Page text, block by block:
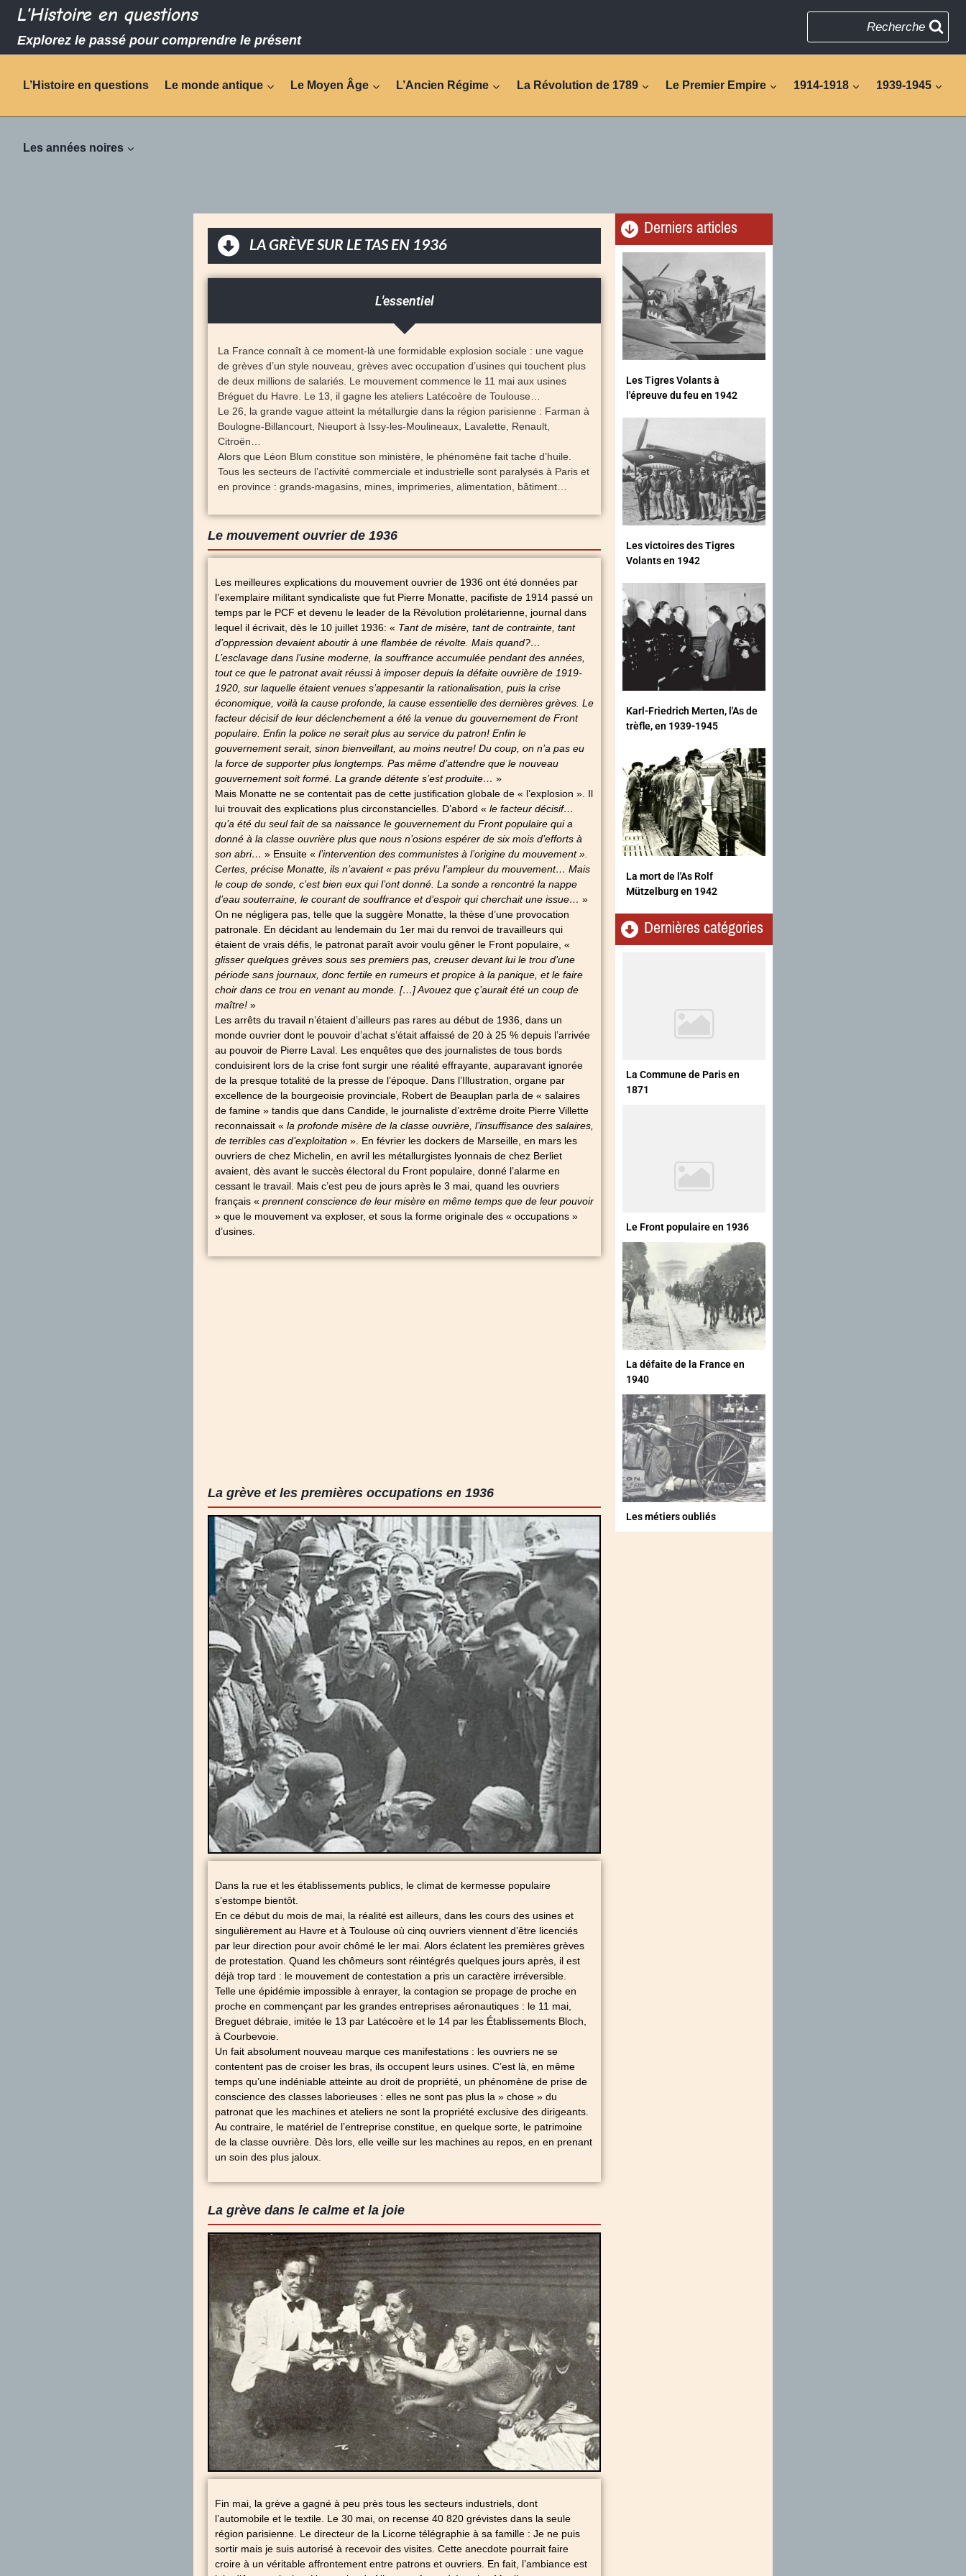
L'Histoire en questions
Explorez le passé pour comprendre le présent
Recherche
L’Histoire en questions Le monde antique Le Moyen Âge L’Ancien Régime La Révolution de 1789 Le Premier Empire 1914-1918 1939-1945
Les années noires
LA GRÈVE SUR LE TAS EN 1936
L'essentiel
La France connaît à ce moment-là une formidable explosion sociale : une vague
de grèves d’un style nouveau, grèves avec occupation d’usines qui touchent plus
de deux millions de salariés. Le mouvement commence le 11 mai aux usines
Bréguet du Havre. Le 13, il gagne les ateliers Latécoère de Toulouse…
Le 26, la grande vague atteint la métallurgie dans la région parisienne : Farman à
Boulogne-Billancourt, Nieuport à Issy-les-Moulineaux, Lavalette, Renault,
Citroën…
Alors que Léon Blum constitue son ministère, le phénomène fait tache d’huile.
Tous les secteurs de l’activité commerciale et industrielle sont paralysés à Paris et
en province : grands-magasins, mines, imprimeries, alimentation, bâtiment…
Le mouvement ouvrier de 1936
Les meilleures explications du mouvement ouvrier de 1936 ont été données par
l’exemplaire militant syndicaliste que fut Pierre Monatte, pacifiste de 1914 passé un
temps par le PCF et devenu le leader de la Révolution prolétarienne, journal dans
lequel il écrivait, dès le 10 juillet 1936: « Tant de misère, tant de contrainte, tant
d’oppression devaient aboutir à une flambée de révolte. Mais quand?…
L’esclavage dans l’usine moderne, la souffrance accumulée pendant des années,
tout ce que le patronat avait réussi à imposer depuis la défaite ouvrière de 1919-
1920, sur laquelle étaient venues s’appesantir la rationalisation, puis la crise
économique, voilà la cause profonde, la cause essentielle des dernières grèves. Le
facteur décisif de leur déclenchement a été la venue du gouvernement de Front
populaire. Enfin la police ne serait plus au service du patron! Enfin le
gouvernement serait, sinon bienveillant, au moins neutre! Du coup, on n’a pas eu
la force de supporter plus longtemps. Pas même d’attendre que le nouveau
gouvernement soit formé. La grande détente s’est produite… »
Mais Monatte ne se contentait pas de cette justification globale de « l’explosion ». Il
lui trouvait des explications plus circonstancielles. D’abord « le facteur décisif…
qu’a été du seul fait de sa naissance le gouvernement du Front populaire qui a
donné à la classe ouvrière plus que nous n’osions espérer de six mois d’efforts à
son abri… » Ensuite « l’intervention des communistes à l’origine du mouvement ».
Certes, précise Monatte, ils n’avaient « pas prévu l’ampleur du mouvement… Mais
le coup de sonde, c’est bien eux qui l’ont donné. La sonde a rencontré la nappe
d’eau souterraine, le courant de souffrance et d’espoir qui cherchait une issue… »
On ne négligera pas, telle que la suggère Monatte, la thèse d’une provocation
patronale. En décidant au lendemain du 1er mai du renvoi de travailleurs qui
étaient de vrais défis, le patronat paraît avoir voulu gêner le Front populaire, «
glisser quelques grèves sous ses premiers pas, creuser devant lui le trou d’une
période sans journaux, donc fertile en rumeurs et propice à la panique, et le faire
choir dans ce trou en venant au monde. […] Avouez que ç’aurait été un coup de
maître! »
Les arrêts du travail n’étaient d’ailleurs pas rares au début de 1936, dans un
monde ouvrier dont le pouvoir d’achat s’était affaissé de 20 à 25 % depuis l’arrivée
au pouvoir de Pierre Laval. Les enquêtes que des journalistes de tous bords
conduisirent lors de la crise font surgir une réalité effrayante, auparavant ignorée
de la presque totalité de la presse de l’époque. Dans l’Illustration, organe par
excellence de la bourgeoisie provinciale, Robert de Beauplan parla de « salaires
de famine » tandis que dans Candide, le journaliste d’extrême droite Pierre Villette
reconnaissait « la profonde misère de la classe ouvrière, l’insuffisance des salaires,
de terribles cas d’exploitation ». En février les dockers de Marseille, en mars les
ouvriers de chez Michelin, en avril les métallurgistes lyonnais de chez Berliet
avaient, dès avant le succès électoral du Front populaire, donné l’alarme en
cessant le travail. Mais c’est peu de jours après le 3 mai, quand les ouvriers
français « prennent conscience de leur misère en même temps que de leur pouvoir
» que le mouvement va exploser, et sous la forme originale des « occupations »
d’usines.
La grève et les premières occupations en 1936
Dans la rue et les établissements publics, le climat de kermesse populaire
s’estompe bientôt.
En ce début du mois de mai, la réalité est ailleurs, dans les cours des usines et
singulièrement au Havre et à Toulouse où cinq ouvriers viennent d’être licenciés
par leur direction pour avoir chômé le ler mai. Alors éclatent les premières grèves
de protestation. Quand les chômeurs sont réintégrés quelques jours après, il est
déjà trop tard : le mouvement de contestation a pris un caractère irréversible.
Telle une épidémie impossible à enrayer, la contagion se propage de proche en
proche en commençant par les grandes entreprises aéronautiques : le 11 mai,
Breguet débraie, imitée le 13 par Latécoère et le 14 par les Établissements Bloch,
à Courbevoie.
Un fait absolument nouveau marque ces manifestations : les ouvriers ne se
contentent pas de croiser les bras, ils occupent leurs usines. C’est là, en même
temps qu’une indéniable atteinte au droit de propriété, un phénomène de prise de
conscience des classes laborieuses : elles ne sont pas plus la » chose » du
patronat que les machines et ateliers ne sont la propriété exclusive des dirigeants.
Au contraire, le matériel de l’entreprise constitue, en quelque sorte, le patrimoine
de la classe ouvrière. Dès lors, elle veille sur les machines au repos, en en prenant
un soin des plus jaloux.
La grève dans le calme et la joie
Fin mai, la grève a gagné à peu près tous les secteurs industriels, dont
l’automobile et le textile. Le 30 mai, on recense 40 820 grévistes dans la seule
région parisienne. Le directeur de la Licorne télégraphie à sa famille : Je ne puis
sortir mais je suis autorisé à recevoir des visites. Cette anecdote pourrait faire
croire à un véritable affrontement entre patrons et ouvriers. En fait, l’ambiance est
Derniers articles
Les Tigres Volants à
l'épreuve du feu en 1942
Les victoires des Tigres
Volants en 1942
Karl-Friedrich Merten, l'As de
trèfle, en 1939-1945
La mort de l'As Rolf
Mützelburg en 1942
Dernières catégories
La Commune de Paris en
1871
Le Front populaire en 1936
La défaite de la France en
1940
Les métiers oubliés